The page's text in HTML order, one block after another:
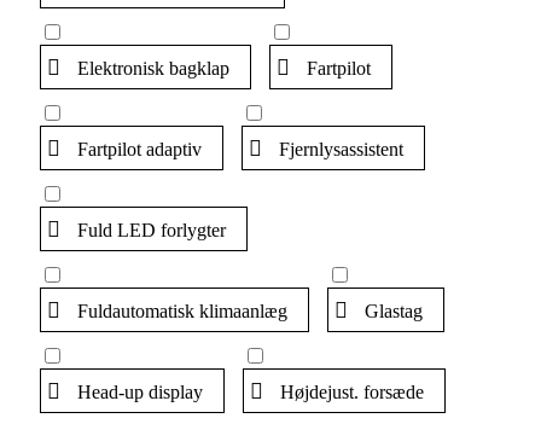
Elektronisk bagklap Fartpilot
Fartpilot adaptiv Fjernlysassistent
Fuld LED forlygter
Fuldautomatisk klimaanlæg Glastag
Head-up display Højdejust. forsæde